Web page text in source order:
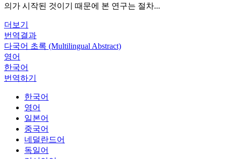
의가 시작된 것이기 때문에 본 연구는 절차...
더보기
번역결과
다국어 초록 (Multilingual Abstract)
영어
한국어
번역하기
한국어
영어
일본어
중국어
네덜란드어
독일어